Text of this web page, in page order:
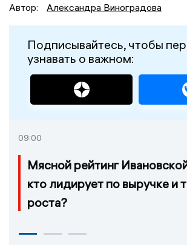
Автор:
Александра Виноградова
Подписывайтесь, чтобы
узнавать о важном:
09:00
Мясной рейтинг
кто лидирует по выручке и
роста?